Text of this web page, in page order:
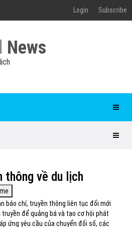
Login Subscribe
News
thông về du lịch
báo chí, truyền thông liên tục đổi mới
để quảng bá và tạo cơ hội phát
ứng yêu cầu của chuyển đổi số, các